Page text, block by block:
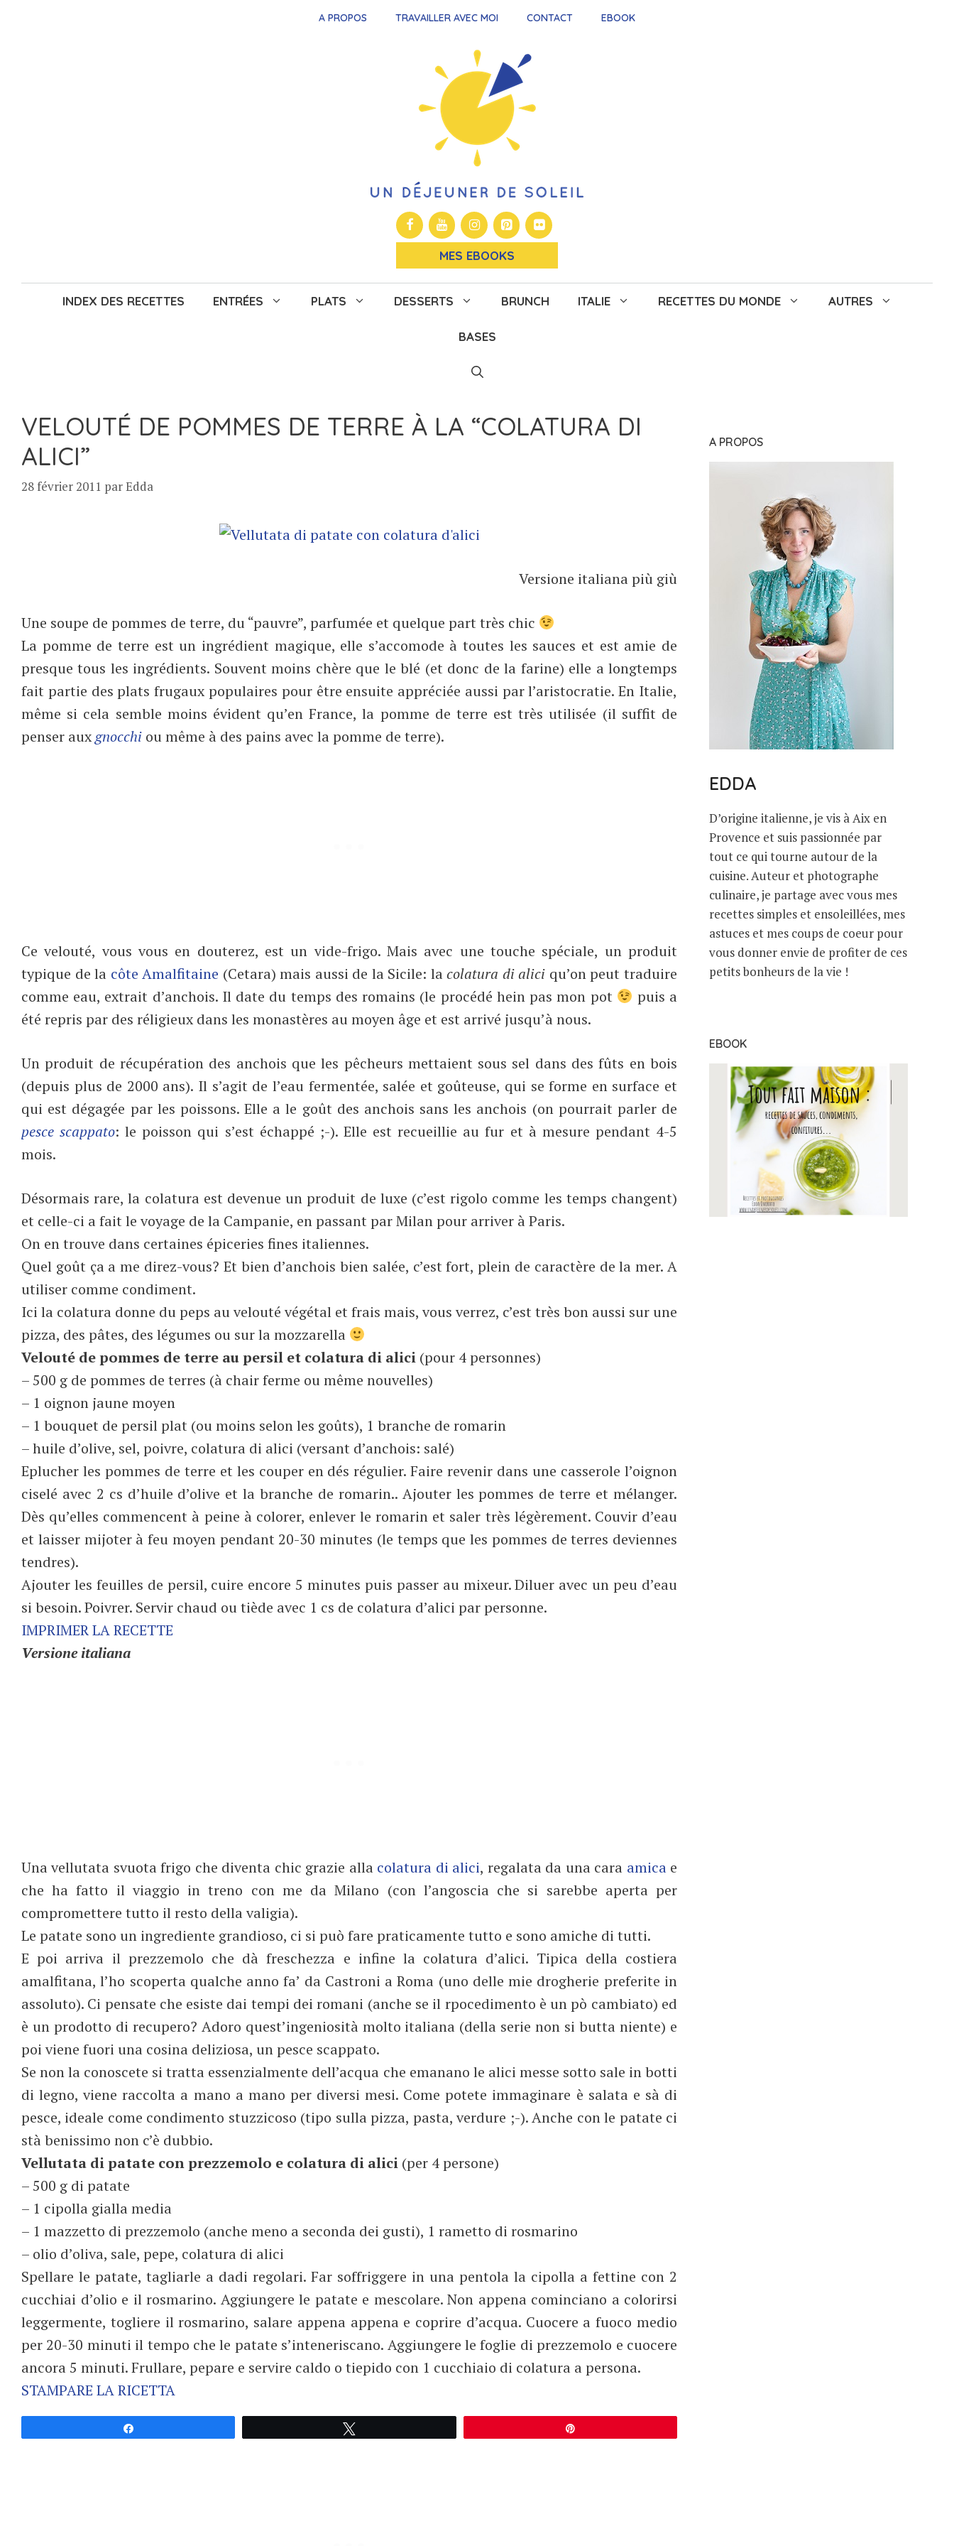
A PROPOS TRAVAILLER AVEC MOI CONTACT EBOOK
MES EBOOKS
INDEX DES RECETTES ENTRÉES PLATS DESSERTS BRUNCH ITALIE RECETTES DU MONDE AUTRES
BASES
VELOUTÉ DE POMMES DE TERRE À LA “COLATURA DI
ALICI”
28 février 2011 parEdda
Versione italiana più giù
Une soupe de pommes de terre, du “pauvre”, parfumée et quelque part très chic
La pomme de terre est un ingrédient magique, elle s’accomode à toutes les sauces et est amie de
presque tous les ingrédients. Souvent moins chère que le blé (et donc de la farine) elle a longtemps
fait partie des plats frugaux populaires pour être ensuite appréciée aussi par l’aristocratie. En Italie,
même si cela semble moins évident qu’en France, la pomme de terre est très utilisée (il suffit de
penser auxgnocchi ou même à des pains avec la pomme de terre).
Ce velouté, vous vous en douterez, est un vide-frigo. Mais avec une touche spéciale, un produit
typique de la côte Amalfitaine (Cetara) mais aussi de la Sicile: lacolatura di alici qu’on peut traduire
comme eau, extrait d’anchois. Il date du temps des romains (le procédé hein pas mon pot
puis a
été repris par des réligieux dans les monastères au moyen âge et est arrivé jusqu’à nous.
Un produit de récupération des anchois que les pêcheurs mettaient sous sel dans des fûts en bois
(depuis plus de 2000 ans). Il s’agit de l’eau fermentée, salée et goûteuse, qui se forme en surface et
qui est dégagée par les poissons. Elle a le goût des anchois sans les anchois (on pourrait parler de
pesce scappato: le poisson qui s’est échappé ;-). Elle est recueillie au fur et à mesure pendant 4-5
mois.
Désormais rare, la colatura est devenue un produit de luxe (c’est rigolo comme les temps changent)
et celle-ci a fait le voyage de la Campanie, en passant par Milan pour arriver à Paris.
On en trouve dans certaines épiceries fines italiennes.
Quel goût ça a me direz-vous? Et bien d’anchois bien salée, c’est fort, plein de caractère de la mer. A
utiliser comme condiment.
Ici la colatura donne du peps au velouté végétal et frais mais, vous verrez, c’est très bon aussi sur une
pizza, des pâtes, des légumes ou sur la mozzarella
Velouté de pommes de terre au persil et colatura di alici (pour 4 personnes)
– 500 g de pommes de terres (à chair ferme ou même nouvelles)
– 1 oignon jaune moyen
– 1 bouquet de persil plat (ou moins selon les goûts), 1 branche de romarin
– huile d’olive, sel, poivre, colatura di alici (versant d’anchois: salé)
Eplucher les pommes de terre et les couper en dés régulier. Faire revenir dans une casserole l’oignon
ciselé avec 2 cs d’huile d’olive et la branche de romarin.. Ajouter les pommes de terre et mélanger.
Dès qu’elles commencent à peine à colorer, enlever le romarin et saler très légèrement. Couvir d’eau
et laisser mijoter à feu moyen pendant 20-30 minutes (le temps que les pommes de terres deviennes
tendres).
Ajouter les feuilles de persil, cuire encore 5 minutes puis passer au mixeur. Diluer avec un peu d’eau
si besoin. Poivrer. Servir chaud ou tiède avec 1 cs de colatura d’alici par personne.
IMPRIMER LA RECETTE
Versione italiana
Una vellutata svuota frigo che diventa chic grazie alla colatura di alici, regalata da una cara amicae
che ha fatto il viaggio in treno con me da Milano (con l’angoscia che si sarebbe aperta per
compromettere tutto il resto della valigia).
Le patate sono un ingrediente grandioso, ci si può fare praticamente tutto e sono amiche di tutti.
E poi arriva il prezzemolo che dà freschezza e infine la colatura d’alici. Tipica della costiera
amalfitana, l’ho scoperta qualche anno fa’ da Castroni a Roma (uno delle mie drogherie preferite in
assoluto). Ci pensate che esiste dai tempi dei romani (anche se il rpocedimento è un pò cambiato) ed
è un prodotto di recupero? Adoro quest’ingeniosità molto italiana (della serie non si butta niente) e
poi viene fuori una cosina deliziosa, un pesce scappato.
Se non la conoscete si tratta essenzialmente dell’acqua che emanano le alici messe sotto sale in botti
di legno, viene raccolta a mano a mano per diversi mesi. Come potete immaginare è salata e sà di
pesce, ideale come condimento stuzzicoso (tipo sulla pizza, pasta, verdure ;-). Anche con le patate ci
stà benissimo non c’è dubbio.
Vellutata di patate con prezzemolo e colatura di alici (per 4 persone)
– 500 g di patate
– 1 cipolla gialla media
– 1 mazzetto di prezzemolo (anche meno a seconda dei gusti), 1 rametto di rosmarino
– olio d’oliva, sale, pepe, colatura di alici
Spellare le patate, tagliarle a dadi regolari. Far soffriggere in una pentola la cipolla a fettine con 2
cucchiai d’olio e il rosmarino. Aggiungere le patate e mescolare. Non appena cominciano a colorirsi
leggermente, togliere il rosmarino, salare appena appena e coprire d’acqua. Cuocere a fuoco medio
per 20-30 minuti il tempo che le patate s’inteneriscano. Aggiungere le foglie di prezzemolo e cuocere
ancora 5 minuti. Frullare, pepare e servire caldo o tiepido con 1 cucchiaio di colatura a persona.
STAMPARE LA RICETTA
A PROPOS
EDDA
D’origine italienne, je vis à Aix en
Provence et suis passionnée par
tout ce qui tourne autour de la
cuisine. Auteur et photographe
culinaire, je partage avec vous mes
recettes simples et ensoleillées, mes
astuces et mes coups de coeur pour
vous donner envie de profiter de ces
petits bonheurs de la vie !
EBOOK